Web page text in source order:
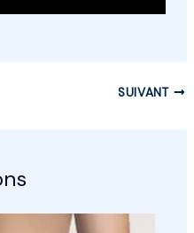
SUIVANT